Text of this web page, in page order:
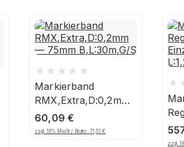
Markierband
RMX,Extra,D:0,2mm
— 75mm
B,L:30m,G/S
60,09 €
zzgl. 19% MwSt / Brutto : 71,51 €
zzgl.